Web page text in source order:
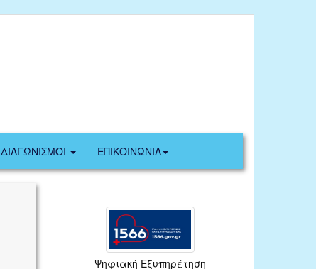
ΔΙΑΓΩΝΙΣΜΟΙ ΕΠΙΚΟΙΝΩΝΙΑ
Ψηφιακή Εξυπηρέτηση